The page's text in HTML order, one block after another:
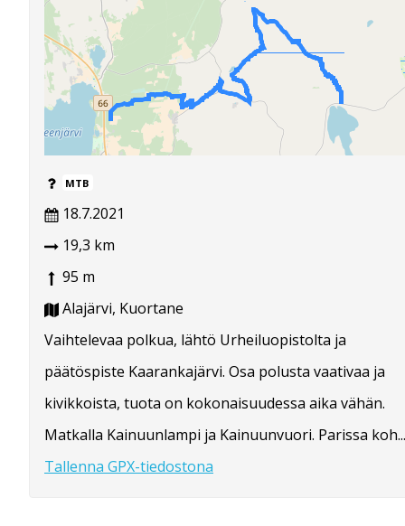
MTB
18.7.2021
19,3 km
95 m
Alajärvi, Kuortane
Vaihtelevaa polkua, lähtö Urheiluopistolta ja
päätöspiste Kaarankajärvi. Osa polusta vaativaa ja
kivikkoista, tuota on kokonaisuudessa aika vähän.
Matkalla Kainuunlampi ja Kainuunvuori. Parissa koh...
Tallenna GPX-tiedostona